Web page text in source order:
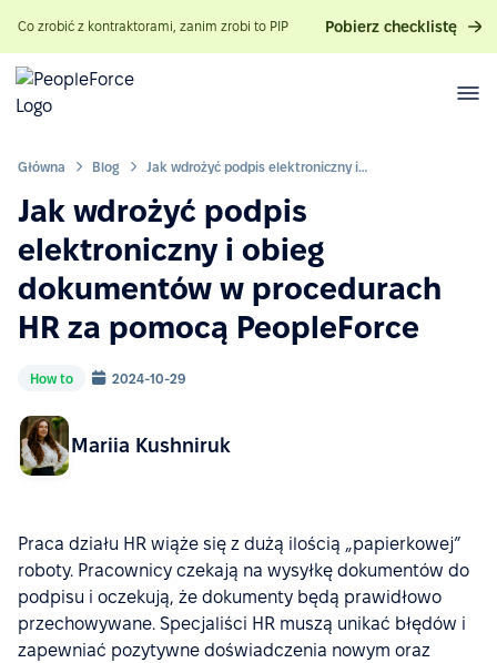
Co zrobić z kontraktorami, zanim zrobi to PIP Pobierz checklistę
Główna Blog Jak wdrożyć podpis elektroniczny i obieg dokumentów w procedurach HR za pomocą PeopleForce
Jak wdrożyć podpis
elektroniczny i obieg
dokumentów w procedurach
HR za pomocą PeopleForce
How to 2024-10-29
Mariia Kushniruk
Praca działu HR wiąże się z dużą ilością „papierkowej”
roboty. Pracownicy czekają na wysyłkę dokumentów do
podpisu i oczekują, że dokumenty będą prawidłowo
przechowywane. Specjaliści HR muszą unikać błędów i
zapewniać pozytywne doświadczenia nowym oraz